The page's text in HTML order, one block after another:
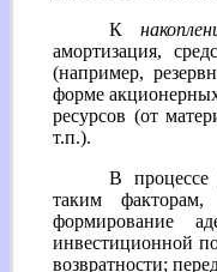
К
амортизация,
(например,
форме
ресурсов (от
т.п.).
В процессе
таким факторам,
формирование
инвестиционной
возвратности;